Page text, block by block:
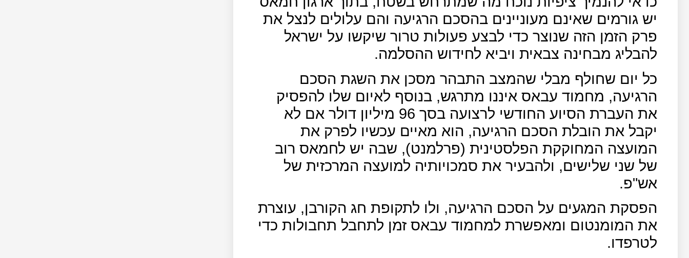
יש גורמים שאינם מעוניינים בהסכם הרגיעה והם עלולים לנצל את
פרק הזמן הזה שנוצר כדי לבצע פעולות טרור שיקשו על ישראל
להבליג מבחינה צבאית ויביא לחידוש ההסלמה.
כל יום שחולף מבלי שהמצב התבהר מסכן את השגת הסכם
הרגיעה, מחמוד עבאס איננו מתרגש, בנוסף לאיום שלו להפסיק
את העברת הסיוע החודשי לרצועה בסך 96 מיליון דולר אם לא
יקבל את הובלת הסכם הרגיעה, הוא מאיים עכשיו לפרק את
המועצה המחוקקת הפלסטינית (פרלמנט), שבה יש לחמאס רוב
של שני שלישים, ולהבעיר את סמכויותיה למועצה המרכזית של
אש"פ.
הפסקת המגעים על הסכם הרגיעה, ולו לתקופת חג הקורבן, עוצרת
את המומנטום ומאפשרת למחמוד עבאס זמן לתחבל תחבולות כדי
לטרפדו.